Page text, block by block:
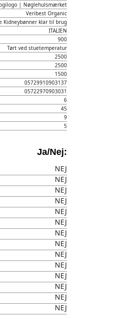
| Nøglehulsmærket
Veribest Organic
Kidneybønner klar til brug
ITALIEN
900
Tørt ved stuetemperatur
2500
2500
1500
05729910903137
05722970903031
6
45
9
5
Ja/Nej:
NEJ
NEJ
NEJ
NEJ
NEJ
NEJ
NEJ
NEJ
NEJ
NEJ
NEJ
NEJ
NEJ
NEJ